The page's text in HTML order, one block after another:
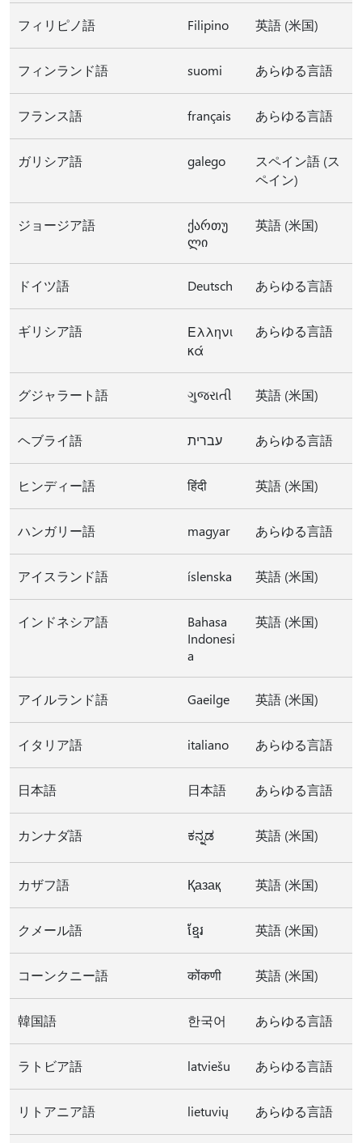
フィリピノ語 Filipino 英語 (米国)
フィンランド語 suomi あらゆる言語
フランス語 français あらゆる言語
ガリシア語 galego
スペイン語 (ス
ペイン)
ジョージア語
ქართუ
ლი
英語 (米国)
ドイツ語 Deutsch あらゆる言語
ギリシア語
Ελληνι
κά
あらゆる言語
グジャラート語 ગુજરાતી 英語 (米国)
ヘブライ語 עברית あらゆる言語
ヒンディー語 हिंदी 英語 (米国)
ハンガリー語 magyar あらゆる言語
アイスランド語 íslenska 英語 (米国)
インドネシア語
Bahasa
Indonesi
a
英語 (米国)
アイルランド語 Gaeilge 英語 (米国)
イタリア語 italiano あらゆる言語
日本語 日本語 あらゆる言語
カンナダ語 ಕನ್ನಡ 英語 (米国)
カザフ語 Қазақ 英語 (米国)
クメール語 ខ្មែរ 英語 (米国)
コーンクニー語 कोंकणी 英語 (米国)
韓国語 한국어 あらゆる言語
ラトビア語 latviešu あらゆる言語
リトアニア語 lietuvių あらゆる言語